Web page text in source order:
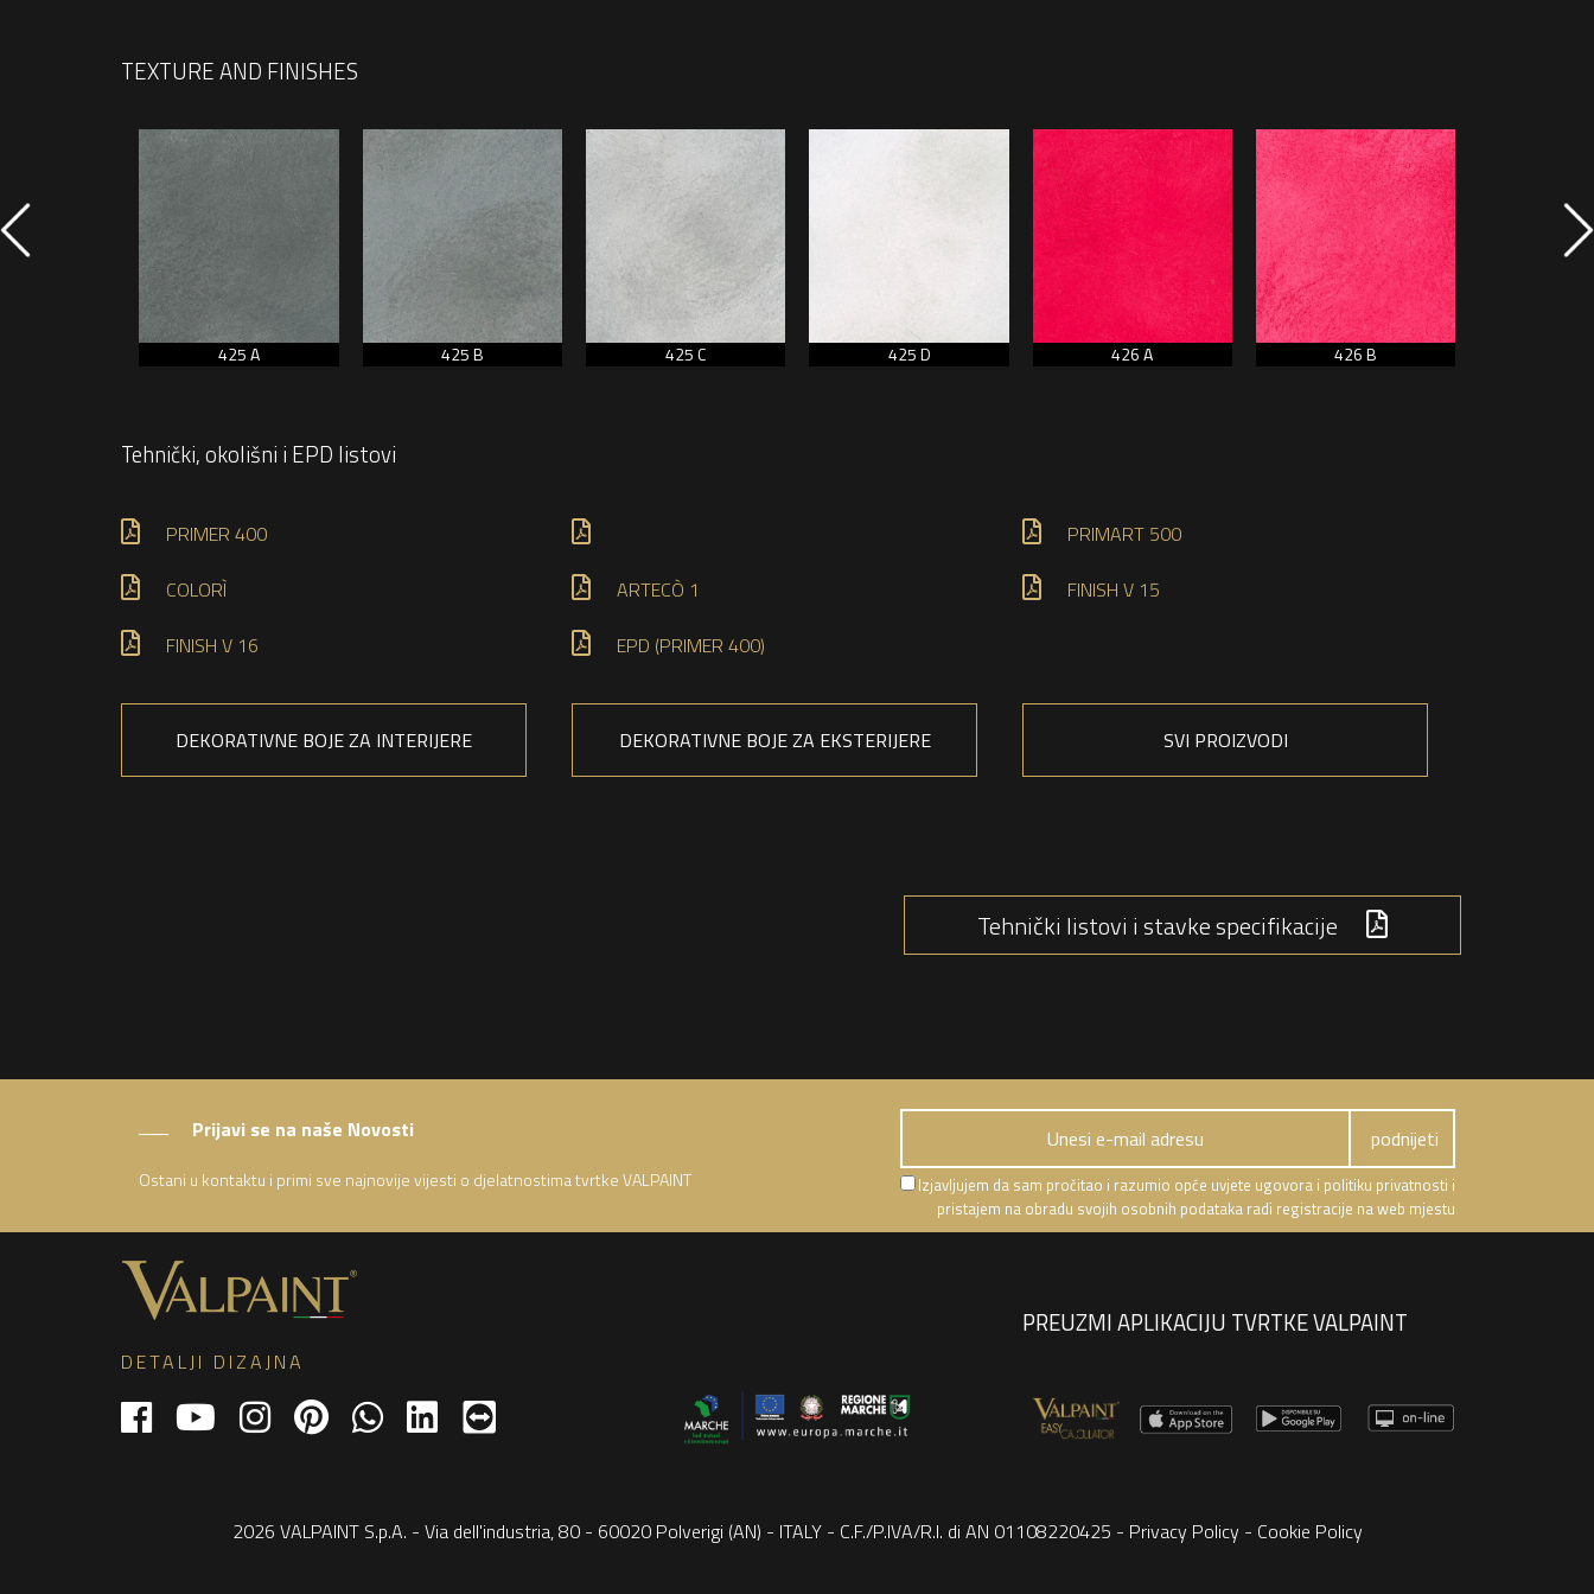
TEXTURE AND FINISHES
425 A 425 B 425 C 425 D 426 A 426 B
Tehnički, okolišni i EPD listovi
PRIMER 400
PRIMART 500
COLORÌ
ARTECÒ 1
FINISH V 15
FINISH V 16
EPD (PRIMER 400)
DEKORATIVNE BOJE ZA INTERIJERE DEKORATIVNE BOJE ZA EKSTERIJERE SVI PROIZVODI
Tehnički listovi i stavke specifikacije
Prijavi se na naše Novosti
Ostani u kontaktu i primi sve najnovije vijesti o djelatnostima tvrtke VALPAINT
Izjavljujem da sam pročitao i razumio opće uvjete ugovora i politiku privatnosti i
pristajem na obradu svojih osobnih podataka radi registracije na web mjestu
DETALJI DIZAJNA
PREUZMI APLIKACIJU TVRTKE VALPAINT
2026 VALPAINT S.p.A. - Via dell'industria, 80 - 60020 Polverigi (AN) - ITALY - C.F./P.IVA/R.I. di AN 01108220425 - Privacy Policy - Cookie Policy